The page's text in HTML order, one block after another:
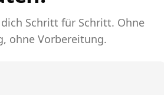
Schritt für Schritt. Ohne
ohne Vorbereitung.